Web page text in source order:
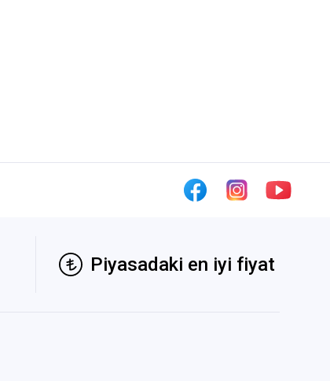
Piyasadaki en iyi fiyat